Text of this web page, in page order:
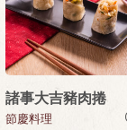
諸事大吉豬肉捲
節慶料理